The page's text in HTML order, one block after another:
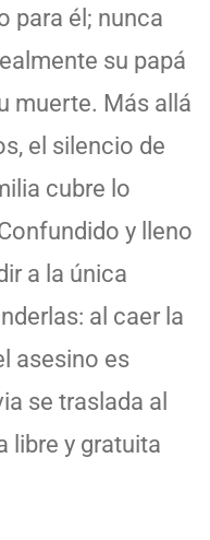
para él; nunca
su papá
muerte. Más allá
el silencio de
cubre lo
y lleno
a la única
al caer la
asesino es
se traslada al
libre y gratuita